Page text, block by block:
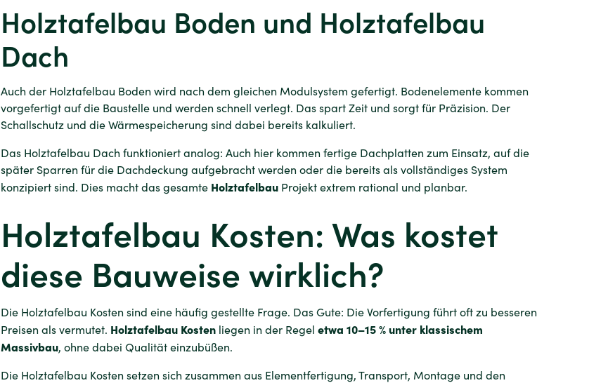
Holztafelbau Boden und Holztafelbau
Dach
Auch der Holztafelbau Boden wird nach dem gleichen Modulsystem gefertigt. Bodenelemente kommen
vorgefertigt auf die Baustelle und werden schnell verlegt. Das spart Zeit und sorgt für Präzision. Der
Schallschutz und die Wärmespeicherung sind dabei bereits kalkuliert.
Das Holztafelbau Dach funktioniert analog: Auch hier kommen fertige Dachplatten zum Einsatz, auf die
später Sparren für die Dachdeckung aufgebracht werden oder die bereits als vollständiges System
konzipiert sind. Dies macht das gesamte Holztafelbau Projekt extrem rational und planbar.
Holztafelbau Kosten: Was kostet
diese Bauweise wirklich?
Die Holztafelbau Kosten sind eine häufig gestellte Frage. Das Gute: Die Vorfertigung führt oft zu besseren
Preisen als vermutet. Holztafelbau Kosten liegen in der Regel etwa 10–15 % unter klassischem
Massivbau, ohne dabei Qualität einzubüßen.
Die Holztafelbau Kosten setzen sich zusammen aus Elementfertigung, Transport, Montage und den